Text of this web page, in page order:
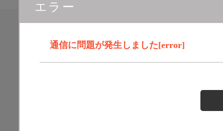
エラー
通信に問題が発生しました[error]